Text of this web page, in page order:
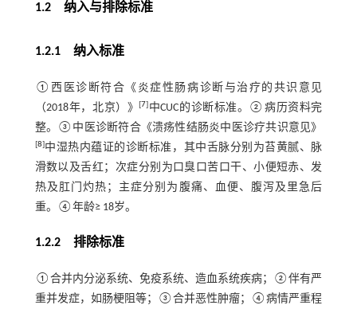
1.2 纳入与排除标准
1.2.1 纳入标准
①西医诊断符合《炎症性肠病诊断与治疗的共识意见
（2018年，北京）》[7] 中CUC的诊断标准。②病历资料完
整。③中医诊断符合《溃疡性结肠炎中医诊疗共识意见》
[8]中湿热内蕴证的诊断标准，其中舌脉分别为苔黄腻、脉
滑数以及舌红；次症分别为口臭口苦口干、小便短赤、发
热及肛门灼热；主症分别为腹痛、血便、腹泻及里急后
重。④年龄≥ 18岁。
1.2.2 排除标准
①合并内分泌系统、免疫系统、造血系统疾病；②伴有严
重并发症，如肠梗阻等；③合并恶性肿瘤；④病情严重程